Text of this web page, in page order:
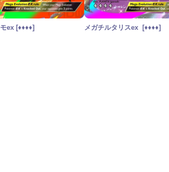
ex [♦︎♦︎♦︎♦︎] メガチルタリスex [♦︎♦︎♦︎♦︎]